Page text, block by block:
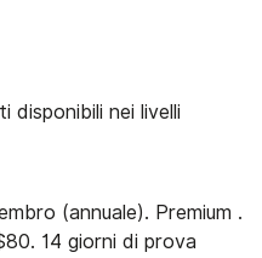
disponibili nei livelli
(annuale). Premium .
14 giorni di prova